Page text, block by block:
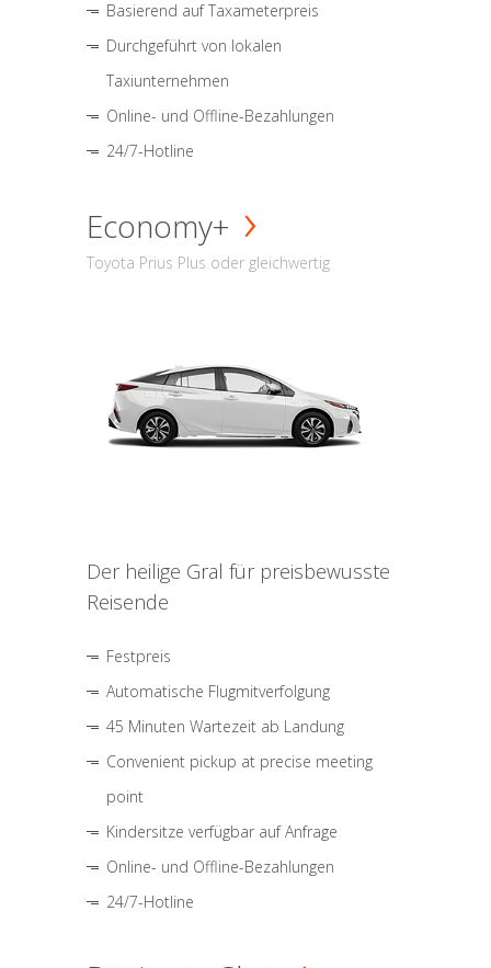
Basierend auf Taxameterpreis
Durchgeführt von lokalen
Taxiunternehmen
Online- und Offline-Bezahlungen
24/7-Hotline
Economy+
Toyota Prius Plus oder gleichwertig
Der heilige Gral für preisbewusste
Reisende
Festpreis
Automatische Flugmitverfolgung
45 Minuten Wartezeit ab Landung
Convenient pickup at precise meeting
point
Kindersitze verfügbar auf Anfrage
Online- und Offline-Bezahlungen
24/7-Hotline